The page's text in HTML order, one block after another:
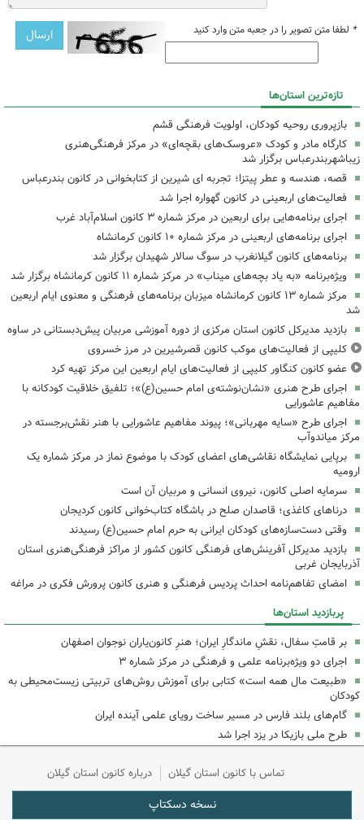
* لطفا متن تصویر را در جعبه متن وارد کنید
تازه‌ترین استان‌ها
بازپروری روحیه کودکان، اولویت فرهنگی قشم
کارگاه مادر و کودک «عروسک‌های بقچه‌ای» در مرکز فرهنگی‌هنری
زیباشهربندرعباس برگزار شد
قصه، هندسه و عطر پیتزا؛ تجربه ای شیرین از کتابخوانی در کانون بندرعباس
فعالیت‌های اربعینی در کانون گهواره اجرا شد
اجرای برنامه‌هایی برای اربعین در مرکز شماره ۳ کانون اسلام‌آباد غرب
اجرای برنامه‌های اربعینی در مرکز شماره ۱۰ کانون کرمانشاه
برنامه‌های کانون گیلانغرب در سوگ سالار شهیدان برگزار شد
ویژه‌برنامه «به یاد بچه‌های میناب» در مرکز شماره ۱۱ کانون کرمانشاه برگزار شد
مرکز شماره ۱۳ کانون کرمانشاه میزبان برنامه‌های فرهنگی و معنوی ایام اربعین
شد
بازدید مدیرکل کانون استان مرکزی از دوره آموزشی مربیان پیش‌دبستانی در ساوه
کلیپی از فعالیت‌های موکب کانون قصرشیرین در مرز خسروی
عضو کانون کنگاور کلیپی از فعالیت‌های ایام اربعین این مرکز تهیه کرد
اجرای طرح هنری «نشان‌نوشته‌ی امام حسین(ع)»؛ تلفیق خلاقیت کودکانه با
مفاهیم عاشورایی
اجرای طرح «سایه مهربانی»؛ پیوند مفاهیم عاشورایی با هنر نقش‌برجسته در
مرکز میاندوآب
برپایی نمایشگاه نقاشی‌های اعضای کودک با موضوع نماز در مرکز شماره یک
ارومیه
سرمایه اصلی کانون، نیروی انسانی و مربیان آن است
درناهای کاغذی؛ قاصدان صلح در باشگاه کتاب‌خوانی کانون کردیجان
وقتی دست‌سازه‌های کودکان ایرانی به حرم امام حسین(ع) رسیدند
بازدید مدیرکل آفرینش‌های فرهنگی کانون کشور از مراکز فرهنگی‌هنری استان
آذربایجان غربی
امضای تفاهم‌نامه احداث پردیس فرهنگی و هنری کانون پرورش فکری در مراغه
پربازدید استان‌ها
بر قامتِ سفال، نقشِ ماندگارِ ایران؛ هنرِ کانون‌یاران نوجوان اصفهان
اجرای دو ویژه‌برنامه علمی و فرهنگی در مرکز شماره ۳
«طبیعت مال همه است» کتابی برای آموزش روش‌های تربیتی زیست‌محیطی به
کودکان
گام‌های بلند فارس در مسیر ساخت رویای علمی آینده ایران
طرح ملی بازیکا در یزد اجرا شد
تماس با کانون استان گیلان درباره کانون استان گیلان
نسخه دسکتاپ